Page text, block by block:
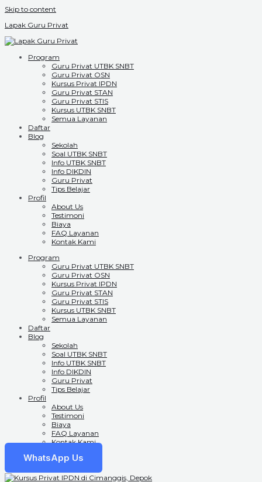
Skip to content
Lapak Guru Privat
Program
Guru Privat UTBK SNBT
Guru Privat OSN
Kursus Privat IPDN
Guru Privat STAN
Guru Privat STIS
Kursus UTBK SNBT
Semua Layanan
Daftar
Blog
Sekolah
Soal UTBK SNBT
Info UTBK SNBT
Info DIKDIN
Guru Privat
Tips Belajar
Profil
About Us
Testimoni
Biaya
FAQ Layanan
Kontak Kami
Program
Guru Privat UTBK SNBT
Guru Privat OSN
Kursus Privat IPDN
Guru Privat STAN
Guru Privat STIS
Kursus UTBK SNBT
Semua Layanan
Daftar
Blog
Sekolah
Soal UTBK SNBT
Info UTBK SNBT
Info DIKDIN
Guru Privat
Tips Belajar
Profil
About Us
Testimoni
Biaya
FAQ Layanan
Kontak Kami
WhatsApp Us